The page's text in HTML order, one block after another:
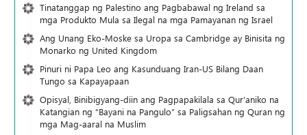
Tinatanggap ng Palestino ang Pagbabawal ng Ireland sa
mga Produkto Mula sa Ilegal na mga Pamayanan ng Israel
Ang Unang Eko-Moske sa Uropa sa Cambridge ay Binisita ng
Monarko ng United Kingdom
Pinuri ni Papa Leo ang Kasunduang Iran-US Bilang Daan
Tungo sa Kapayapaan
Opisyal, Binibigyang-diin ang Pagpapakilala sa Qur’aniko na
Katangian ng “Bayani na Pangulo” sa Paligsahan ng Quran ng
mga Mag-aaral na Muslim